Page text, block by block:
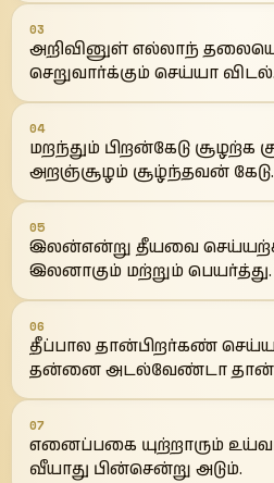
03
அறிவினுள் எல்லாந்
செறுவார்க்கும் செய்யா விடல்.
04
மறந்தும் பிறன்கேடு சூழற்க
அறஞ்சூழம் சூழ்ந்தவன் கேடு.
05
இலன்என்று தீயவை
இலனாகும் மற்றும் பெயர்த்து.
06
தீப்பால தான்பிறர்கண்
தன்னை அடல்வேண்டா
07
எனைப்பகை யுற்றாரும்
வீயாது பின்சென்று அடும்.